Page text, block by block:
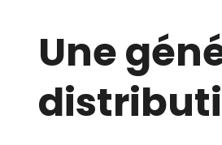
Une